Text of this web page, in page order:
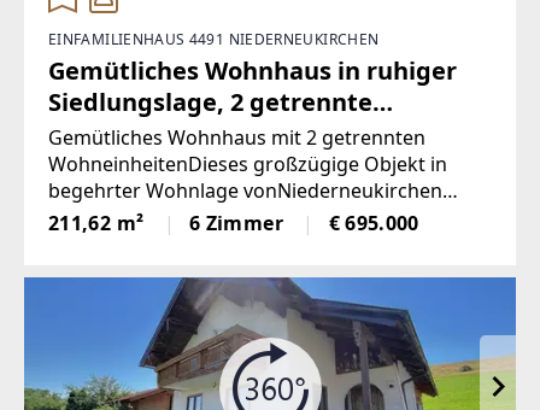
EINFAMILIENHAUS 4491 NIEDERNEUKIRCHEN
Gemütliches Wohnhaus in ruhiger
Siedlungslage, 2 getrennte
Wohneinheiten
Gemütliches Wohnhaus mit 2 getrennten
WohneinheitenDieses großzügige Objekt in
begehrter Wohnlage vonNiederneukirchen
überzeugt durch seine durchdachte
Raumaufteilung, guteAusstattung und ein
211,62 m² 6 Zimmer € 695.000